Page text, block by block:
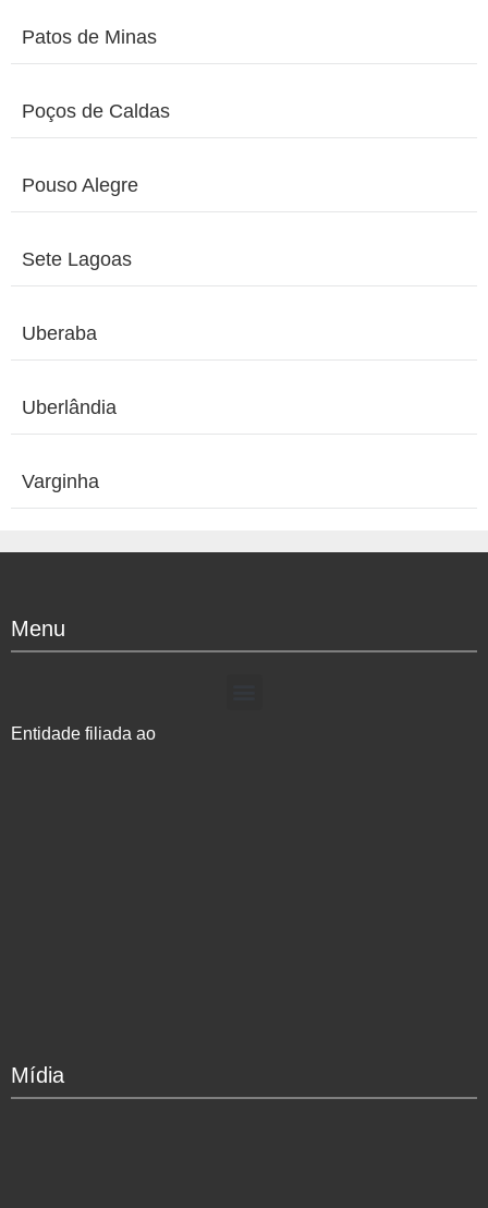
Patos de Minas
Poços de Caldas
Pouso Alegre
Sete Lagoas
Uberaba
Uberlândia
Varginha
Menu
Entidade filiada ao
Mídia